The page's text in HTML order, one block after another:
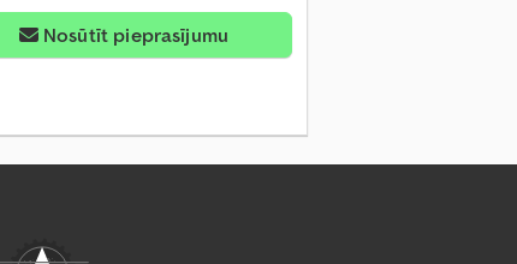
Nosūtīt pieprasījumu